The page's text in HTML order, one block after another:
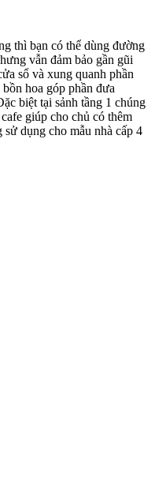
thì bạn có thể dùng đường
vẫn đảm bảo gần gũi
sổ và xung quanh phần
hoa góp phần đưa
biệt tại sảnh tầng 1 chúng
giúp cho chủ có thêm
dụng cho mẫu nhà cấp 4